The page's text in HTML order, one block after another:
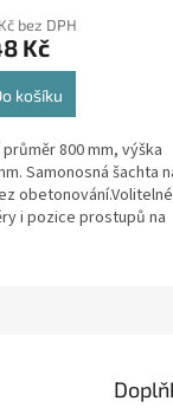
bez DPH
Kč
košíku
800 mm, výška
Samonosná šachta
obetonování.Volitelné
i pozice prostupů na